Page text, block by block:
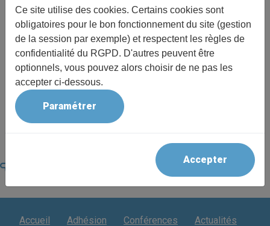
Assemblée Générale le vendredi 28 août 2026 à 18h
(ouverture des portes à 17h30) - Chapelle Saint Sébastien-
Le Palais
Forum des Associations le dimanche 6 septembre de 14h
à 18h- Salle Arletty- Le Palais (adhésions et inscriptions
aux ateliers)
Reprise des conférences le lundi 28 septembre à 18h-
Chapelle Saint Sébastien- Le Palais
Accueil Adhésion Conférences
Actualités
Ce site utilise des cookies. Certains cookies sont
obligatoires pour le bon fonctionnement du site (gestion
de la session par exemple) et respectent les règles de
confidentialité du RGPD. D'autres peuvent être
optionnels, vous pouvez alors choisir de ne pas les
accepter ci-dessous.
Paramétrer
Accepter